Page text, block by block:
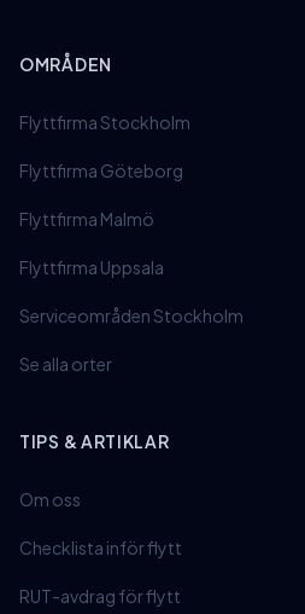
OMRÅDEN
Flyttfirma Stockholm
Flyttfirma Göteborg
Flyttfirma Malmö
Flyttfirma Uppsala
Serviceområden Stockholm
Se alla orter
TIPS & ARTIKLAR
Om oss
Checklista inför flytt
RUT-avdrag för flytt